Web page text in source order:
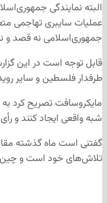
البته نمایندگی
عملیات‌ سایبری تهاجمی
جمهوری‌اسلامی نه قصد و
قابل توجه است در این
طرفدار فلسطین و سایر
مایکروسافت تصریح کرد
شبه واقعی ایجاد کنند و
گفتنی است ماه گذشته
تلاش‌های خود است و چین